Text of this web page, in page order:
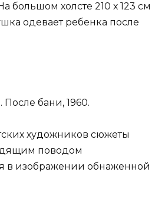
большом холсте 210 х 123 см
одевает ребенка после
бани, 1960.
художников сюжеты
поводом
в изображении обнаженной